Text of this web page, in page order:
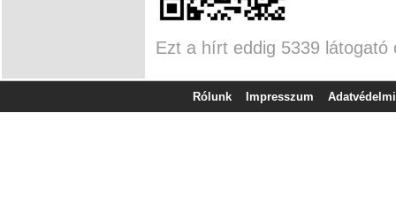
Ezt a hírt eddig 5339 látogató
Rólunk Impresszum